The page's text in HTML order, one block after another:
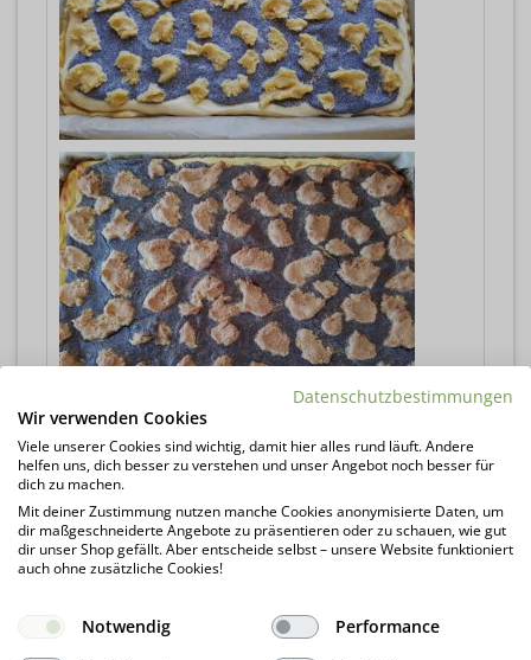
Feedback
Datenschutzbestimmungen
Wir verwenden Cookies
Viele unserer Cookies sind wichtig, damit hier alles rund läuft. Andere
helfen uns, dich besser zu verstehen und unser Angebot noch besser für
dich zu machen.
Mit deiner Zustimmung nutzen manche Cookies anonymisierte Daten, um
dir maßgeschneiderte Angebote zu präsentieren oder zu schauen, wie gut
dir unser Shop gefällt. Aber entscheide selbst – unsere Website funktioniert
auch ohne zusätzliche Cookies!
Notwendig
Performance